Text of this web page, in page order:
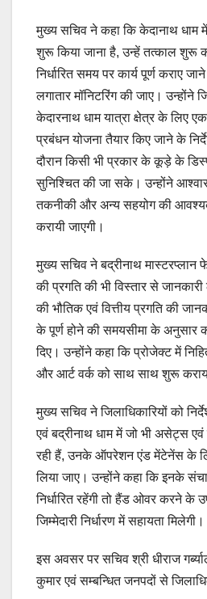
मुख्य सचिव ने कहा कि केदानाथ धाम
शुरू किया जाना है, उन्हें तत्काल शुरू
निर्धारित समय पर कार्य पूर्ण कराए
लगातार मॉनिटरिंग की जाए। उन्होंने
केदारनाथ धाम यात्रा क्षेत्र के लिए
प्रबंधन योजना तैयार किए जाने के
दौरान किसी भी प्रकार के कूड़े के
सुनिश्चित की जा सके। उन्होंने
तकनीकी और अन्य सहयोग की
करायी जाएगी।
मुख्य सचिव ने बद्रीनाथ
की प्रगति की भी विस्तार से
की भौतिक एवं वित्तीय प्रगति की
के पूर्ण होने की समयसीमा के अनुसार
दिए। उन्होंने कहा कि प्रोजेक्ट में
और आर्ट वर्क को साथ साथ शुरू
मुख्य सचिव ने जिलाधिकारियों को
एवं बद्रीनाथ धाम में जो भी असेट्स एवं
रही हैं, उनके ऑपरेशन एंड मेंटेनेंस के
लिया जाए। उन्होंने कहा कि इनके
निर्धारित रहेंगी तो हैंड ओवर करने के
जिम्मेदारी निर्धारण में सहायता मिलेगी।
इस अवसर पर सचिव श्री धीराज
कुमार एवं सम्बन्धित जनपदों से